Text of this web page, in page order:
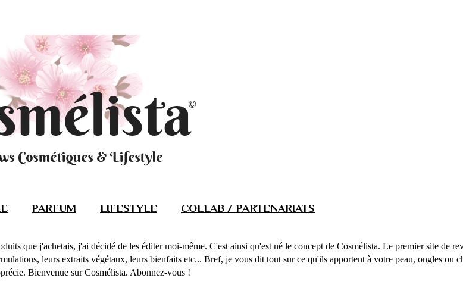
PARFUM LIFESTYLE COLLAB / PARTENARIATS
que j'achetais, j'ai décidé de les éditer moi-même. C'est ainsi qu'est né le concept de Cosmélista. Le premier site de
leurs extraits végétaux, leurs bienfaits etc... Bref, je vous dit tout sur ce qu'ils apportent à votre peau, ongles ou
Bienvenue sur Cosmélista. Abonnez-vous !